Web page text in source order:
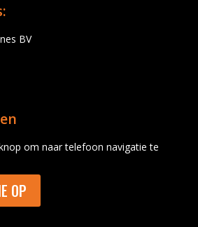
BV
om naar telefoon navigatie te
OP